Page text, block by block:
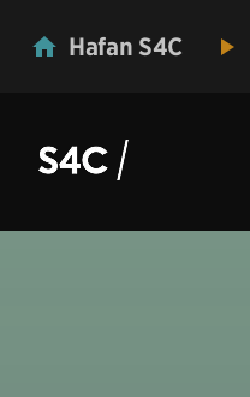
Hafan S4C